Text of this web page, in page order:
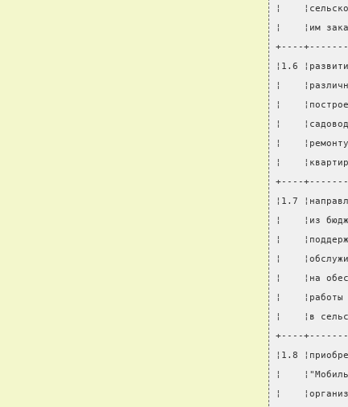
¦
¦    ¦им
+----
¦1.6
¦
¦
¦
¦
¦
+----
¦1.7
¦    ¦из
¦
¦
¦    ¦на
¦
¦    ¦в
+----
¦1.8
¦
¦